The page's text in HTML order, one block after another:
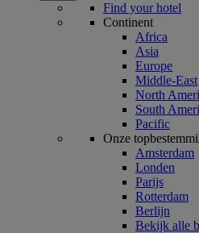
Find your hotel
Continent
Africa
Asia
Europe
Middle-East
North
South
Pacific
Onze
Amsterdam
Londen
Parijs
Rotterdam
Berlijn
Bekijk alle